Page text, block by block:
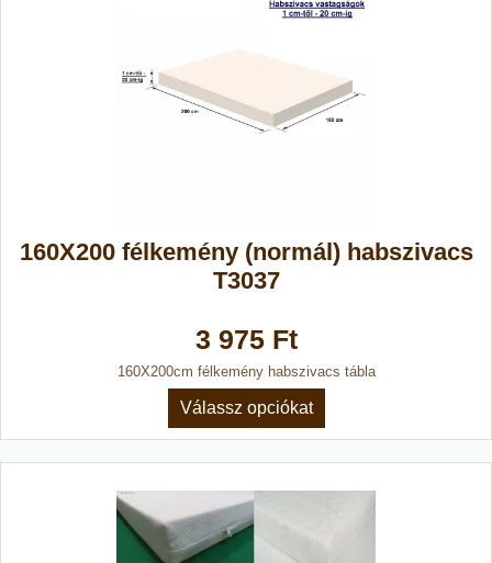
160X200 félkemény (normál) habszivacs
T3037
3 975 Ft
160X200cm félkemény habszivacs tábla
Válassz opciókat